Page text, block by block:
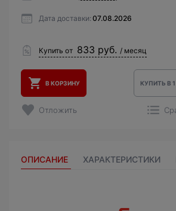
Дата доставки: 07.08.2026
Купить от 833 руб. / месяц
В КОРЗИНУ КУПИТЬ В
Отложить
ОПИСАНИЕ ХАРАКТЕРИСТИКИ